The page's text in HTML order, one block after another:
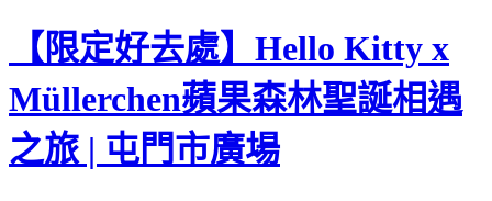
【限定好去處】Hello Kitty x
Müllerchen蘋果森林聖誕相遇
之旅 | 屯門市廣場